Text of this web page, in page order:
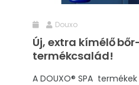
Douxo
Új, extra kímélő
termékcsalád!
A DOUXO® SPA